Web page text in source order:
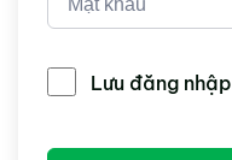
Lưu đăng nhập